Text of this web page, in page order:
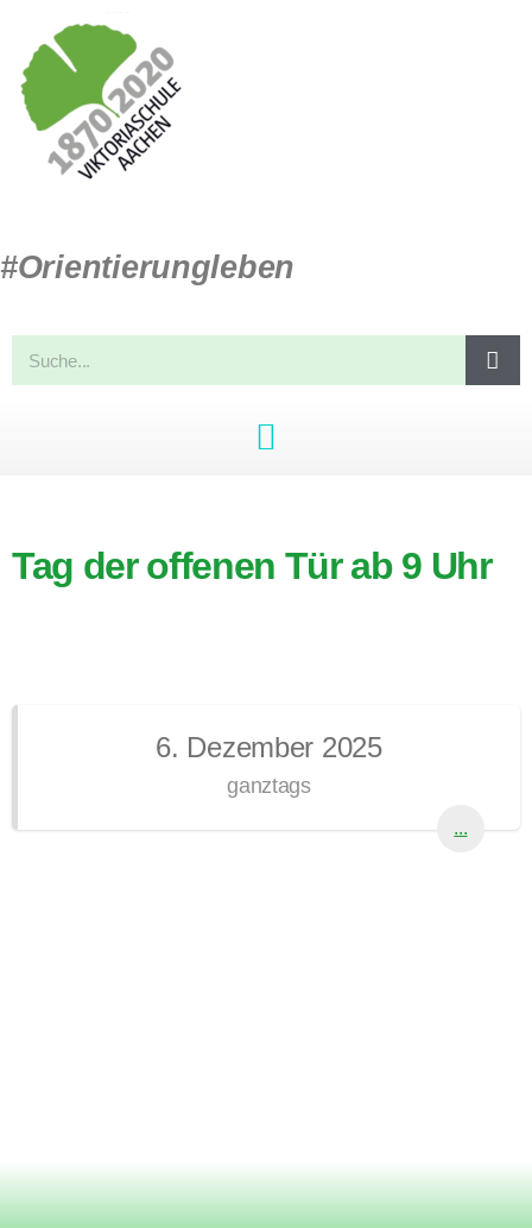
#Orientierungleben
Tag der offenen Tür ab 9 Uhr
6. Dezember 2025
ganztags
...